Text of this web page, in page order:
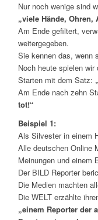
Nur noch wenige sind
„viele Hände, Ohren,
Am Ende gefiltert,
weitergegeben.
Sie kennen das, wenn
Noch heute spielen
Starten mit dem Satz:
Am Ende nach zehn
tot!“
Beispiel 1:
Als Silvester in einem
Alle deutschen Online
Meinungen und einem
Der BILD Reporter
Die Medien machten
Die WELT erzählte
„einem Reporter der